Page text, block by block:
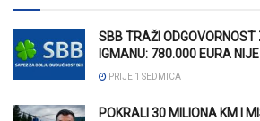
SBB TRAŽI
IGMANU: 780.000 EURA
PRIJE 1 SEDMICA
POKRALI 30 MILIONA KM I